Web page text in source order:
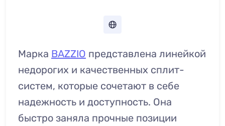
Марка BAZZIO представлена линейкой
недорогих и качественных сплит-
систем, которые сочетают в себе
надежность и доступность. Она
быстро заняла прочные позиции